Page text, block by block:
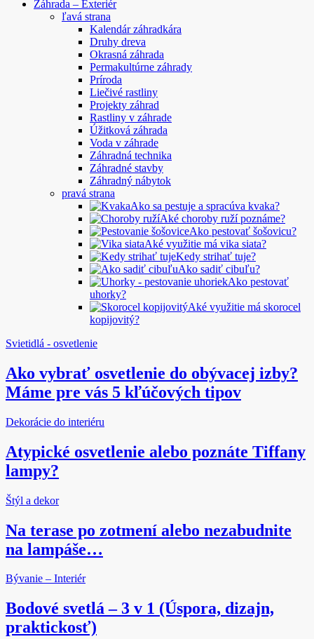
Záhrada – Exteriér
ľavá strana
Kalendár záhradkára
Druhy dreva
Okrasná záhrada
Permakultúrne záhrady
Príroda
Liečivé rastliny
Projekty záhrad
Rastliny v záhrade
Úžitková záhrada
Voda v záhrade
Záhradná technika
Záhradné stavby
Záhradný nábytok
pravá strana
Ako sa pestuje a spracúva kvaka?
Aké choroby ruží poznáme?
Ako pestovať šošovicu?
Aké využitie má vika siata?
Kedy strihať tuje?
Ako sadiť cibuľu?
Ako pestovať
uhorky?
Aké využitie má skorocel
kopijovitý?
Svietidlá - osvetlenie
Ako vybrať osvetlenie do obývacej izby?
Máme pre vás 5 kľúčových tipov
Dekorácie do interiéru
Atypické osvetlenie alebo poznáte Tiffany
lampy?
Štýl a dekor
Na terase po zotmení alebo nezabudnite
na lampáše…
Bývanie – Interiér
Bodové svetlá – 3 v 1 (Úspora, dizajn,
praktickosť)